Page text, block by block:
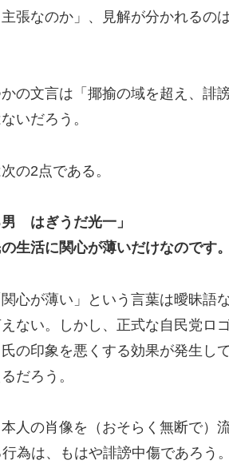
張なのか」、見解が分かれるの
の文言は「揶揄の域を超え、誹
いだろう。
の2点である。
男 はぎうだ光一」
生活に関心が薄いだけなのです。
心が薄い」という言葉は曖昧語
ない。しかし、正式な自民党ロ
の印象を悪くする効果が発生し
だろう。
人の肖像を（おそらく無断で）
為は、もはや誹謗中傷であろう。